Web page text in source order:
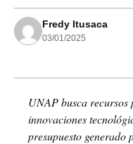
Fredy Itusaca
03/01/2025
UNAP busca
innovaciones
presupuesto